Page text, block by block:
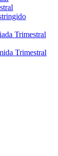
Trimestral
Trimestral